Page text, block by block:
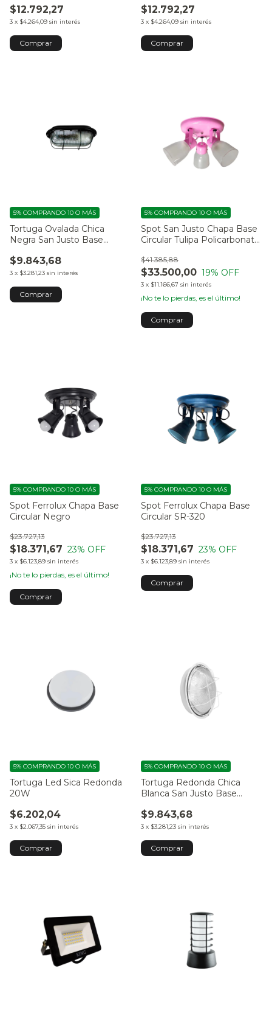
de Alambre
$12.792,27
3 x $4.264,09 sin interés
de Alambre
$12.792,27
3 x $4.264,09 sin interés
Tortuga Ovalada Chica
Negra San Justo Base
de Alambre
$9.843,68
3 x $3.281,23 sin interés
5% COMPRANDO 10 O MÁS
Spot San Justo Chapa Base
Circular Tulipa Policarbonato
$33.500,00
$41.385,88
19% OFF
3 x $11.166,67 sin interés
5% COMPRANDO 10 O MÁS
¡No te lo pierdas, es el último!
Spot Ferrolux Chapa Base
Circular Negro
$18.371,67
$23.727,13
23% OFF
3 x $6.123,89 sin interés
5% COMPRANDO 10 O MÁS
¡No te lo pierdas, es el último!
Spot Ferrolux Chapa Base
Circular SR-320
$18.371,67
$23.727,13
23% OFF
3 x $6.123,89 sin interés
5% COMPRANDO 10 O MÁS
Comprar
Tortuga Led Sica Redonda
20W
$6.202,04
3 x $2.067,35 sin interés
5% COMPRANDO 10 O MÁS
Tortuga Redonda Chica
Blanca San Justo Base
de Alambre
$9.843,68
3 x $3.281,23 sin interés
5% COMPRANDO 10 O MÁS